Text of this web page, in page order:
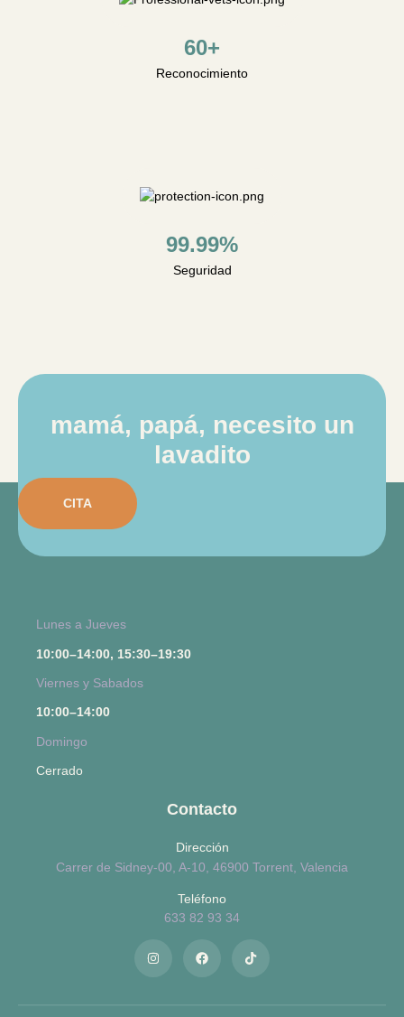
60+
Reconocimiento
99.99%
Seguridad
mamá, papá, necesito un
lavadito
CITA
Lunes a Jueves
10:00–14:00, 15:30–19:30
Viernes y Sabados
10:00–14:00
Domingo
Cerrado
Contacto
Dirección
Carrer de Sidney-00, A-10, 46900 Torrent, Valencia
Teléfono
633 82 93 34